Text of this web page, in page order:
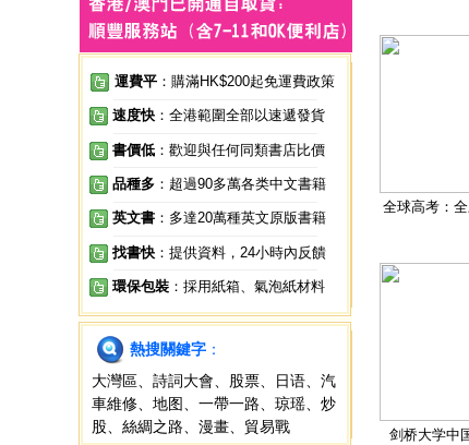
運費平 ：購滿HK$200起免運費政策
速度快 ：全港範圍全部以速遞發貨
書價低 ：歡迎與任何同類書店比價
品種多 ：超過90多萬各类中文書籍
英文書 ：多達20萬種英文原版書籍
找書快 ：提供資料，24小時內反饋
環保包裝 ：採用紙箱、氣泡紙材料
熱搜關鍵字 ：
大灣區
詩詞大會 股票 日语
汽
車維修
地图 一帶一路 琼瑶
炒
股
絲綢之路 漫畫 貿易戰
全球高考：
剑桥大学中